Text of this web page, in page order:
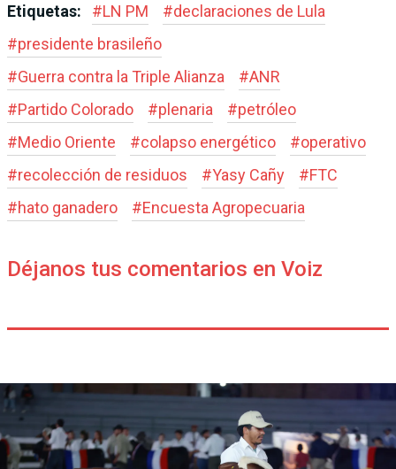
Etiquetas: #LN PM #declaraciones de Lula
#presidente brasileño
#Guerra contra la Triple Alianza #ANR
#Partido Colorado #plenaria #petróleo
#Medio Oriente #colapso energético #operativo
#recolección de residuos #Yasy Cañy #FTC
#hato ganadero #Encuesta Agropecuaria
Déjanos tus comentarios en Voiz